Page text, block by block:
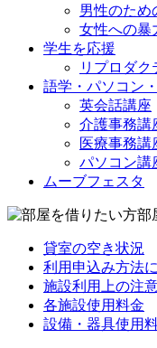
男性のため
女性への暴
学生を応援
リプロダ
語学・パソコン
英会話講座
介護事務講
医療事務講
パソコン講
ムーブフェスタ
部
貸室の空き状況
利用申込み方法
施設利用上の注
各施設使用料金
設備・器具使用